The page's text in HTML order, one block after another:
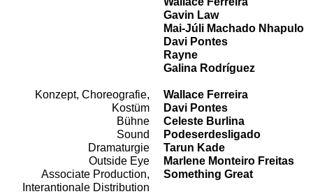
Gavin Law
Mai-Júli Machado Nhapulo
Davi Pontes
Rayne
Galina Rodríguez
Team
Konzept, Choreografie,
Kostüm
Wallace Ferreira
Davi Pontes
Bühne
Celeste Burlina
Sound
Podeserdesligado
Dramaturgie
Tarun Kade
Outside Eye
Marlene Monteiro Freitas
Associate Production,
Interantionale Distribution
Something Great